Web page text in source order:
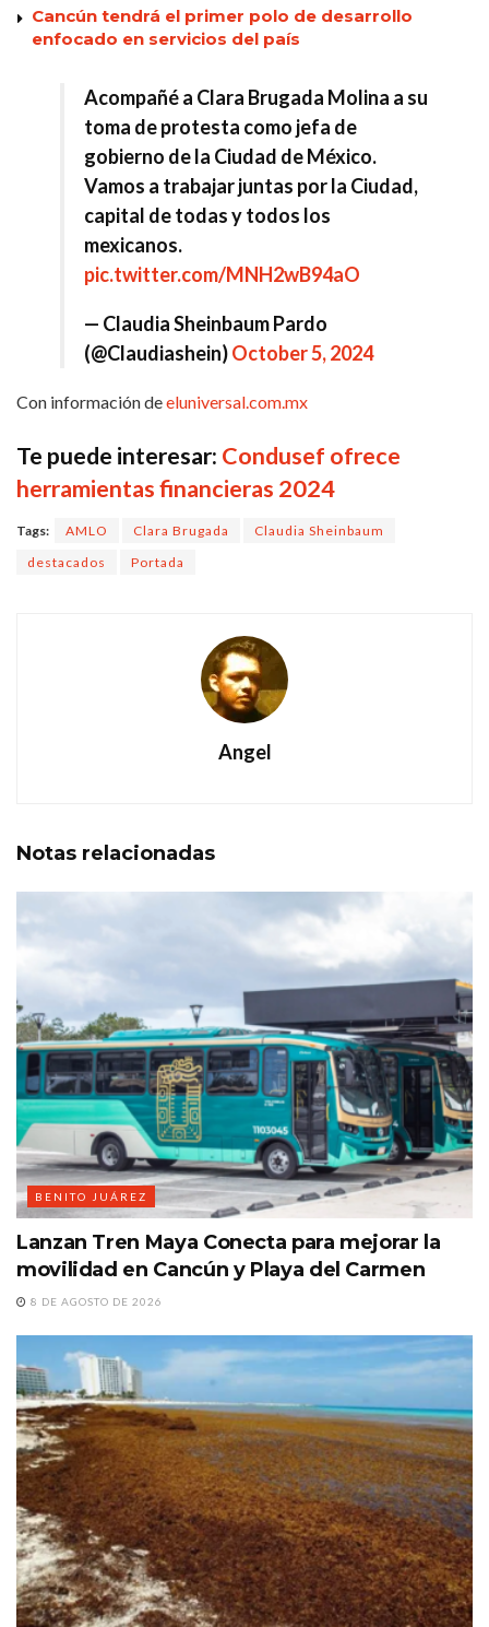
Cancún tendrá el primer polo de desarrollo
enfocado en servicios del país
Acompañé a Clara Brugada Molina a su
toma de protesta como jefa de
gobierno de la Ciudad de México.
Vamos a trabajar juntas por la Ciudad,
capital de todas y todos los
mexicanos.
pic.twitter.com/MNH2wB94aO
— Claudia Sheinbaum Pardo
(@Claudiashein)October 5, 2024
Con información deeluniversal.com.mx
Te puede interesar: Condusef ofrece
herramientas financieras 2024
Tags: AMLO Clara Brugada
Claudia Sheinbaum
destacados
Portada
Angel
Notas relacionadas
BENITO JUÁREZ
Lanzan Tren Maya Conecta para mejorar la
movilidad en Cancún y Playa del Carmen
8 DE AGOSTO DE 2026